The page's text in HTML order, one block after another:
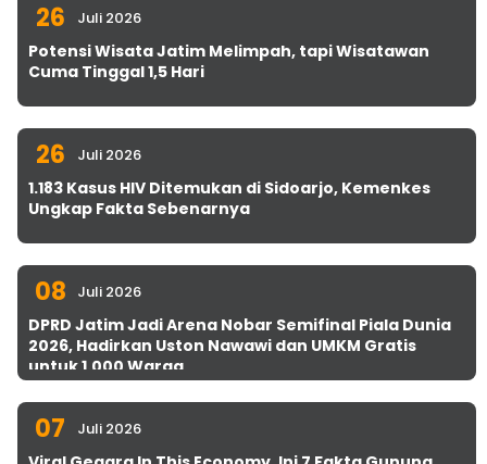
26 Juli 2026
Potensi Wisata Jatim Melimpah, tapi Wisatawan
Cuma Tinggal 1,5 Hari
26 Juli 2026
1.183 Kasus HIV Ditemukan di Sidoarjo, Kemenkes
Ungkap Fakta Sebenarnya
08 Juli 2026
DPRD Jatim Jadi Arena Nobar Semifinal Piala Dunia
2026, Hadirkan Uston Nawawi dan UMKM Gratis
untuk 1.000 Warga
07 Juli 2026